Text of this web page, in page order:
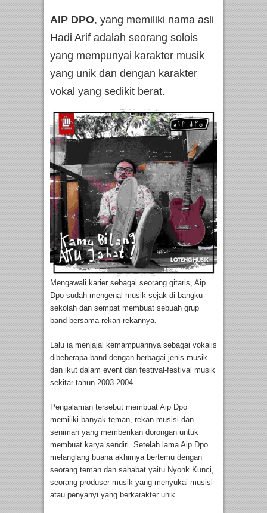
AIP DPO, yang memiliki nama asli
Hadi Arif adalah seorang solois
yang mempunyai karakter musik
yang unik dan dengan karakter
vokal yang sedikit berat.
Mengawali karier sebagai seorang gitaris, Aip
Dpo sudah mengenal musik sejak di bangku
sekolah dan sempat membuat sebuah grup
band bersama rekan-rekannya.
Lalu ia menjajal kemampuannya sebagai vokalis
dibeberapa band dengan berbagai jenis musik
dan ikut dalam event dan festival-festival musik
sekitar tahun 2003-2004.
Pengalaman tersebut membuat Aip Dpo
memiliki banyak teman, rekan musisi dan
seniman yang memberikan dorongan untuk
membuat karya sendiri. Setelah lama Aip Dpo
melanglang buana akhirnya bertemu dengan
seorang teman dan sahabat yaitu Nyonk Kunci,
seorang produser musik yang menyukai musisi
atau penyanyi yang berkarakter unik.